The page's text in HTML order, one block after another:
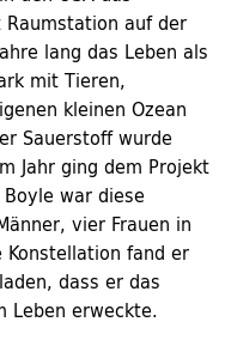
auf der
lang das Leben als
mit Tieren,
kleinen Ozean
Sauerstoff wurde
Jahr ging dem Projekt
war diese
vier Frauen in
fand er
dass er das
Leben erweckte.